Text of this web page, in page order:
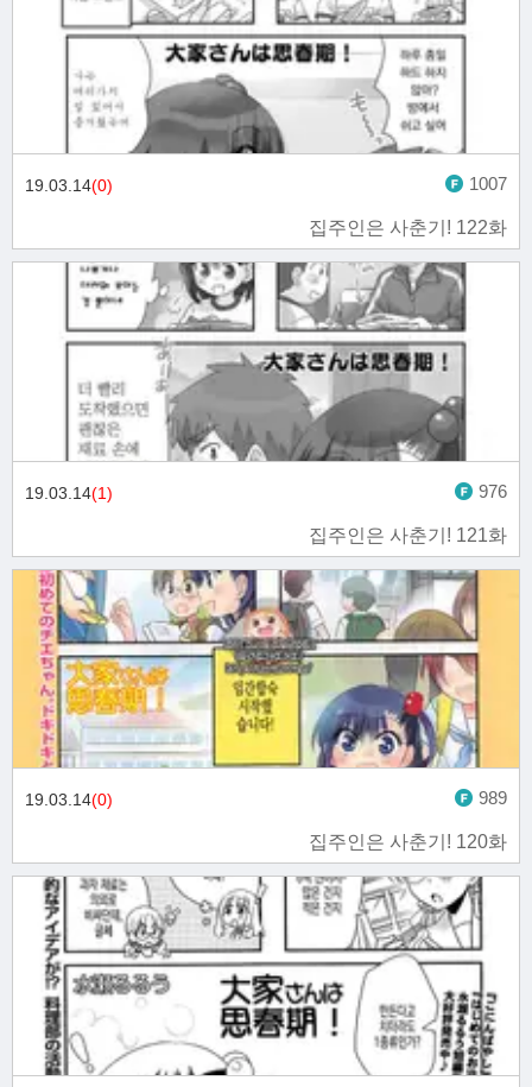
집주인은 사춘기! 122화
19.03.14(0) 1007
집주인은 사춘기! 121화
19.03.14(1) 976
집주인은 사춘기! 120화
19.03.14(0) 989